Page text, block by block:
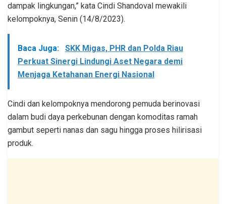
dampak lingkungan,” kata Cindi Shandoval mewakili
kelompoknya, Senin (14/8/2023).
Baca Juga:
SKK Migas, PHR dan Polda Riau
Perkuat Sinergi Lindungi Aset Negara demi
Menjaga Ketahanan Energi Nasional
Cindi dan kelompoknya mendorong pemuda berinovasi
dalam budi daya perkebunan dengan komoditas ramah
gambut seperti nanas dan sagu hingga proses hilirisasi
produk.